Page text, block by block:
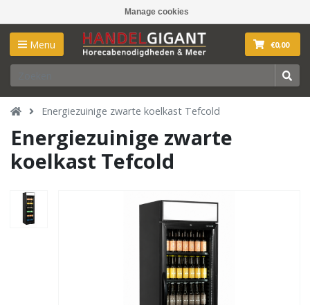
Manage cookies
Menu €0,00
Energiezuinige zwarte koelkast Tefcold
Energiezuinige zwarte
koelkast Tefcold